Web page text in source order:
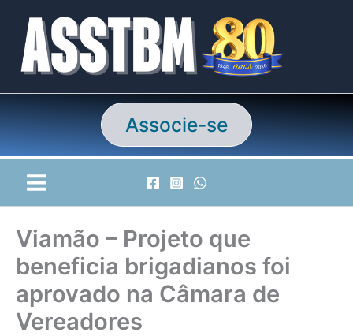
conteúdo
Associe-se
Viamão – Projeto que
beneficia brigadianos foi
aprovado na Câmara de
Vereadores